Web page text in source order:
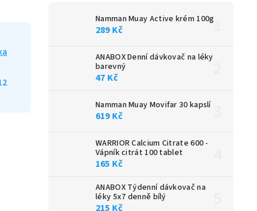
Namman Muay Active krém 100g
289 Kč
ANABOX Denní dávkovač na léky
barevný
47 Kč
Namman Muay Movifar 30 kapslí
619 Kč
WARRIOR Calcium Citrate 600 -
Vápník citrát 100 tablet
165 Kč
ANABOX Týdenní dávkovač na
léky 5x7 denně bílý
215 Kč